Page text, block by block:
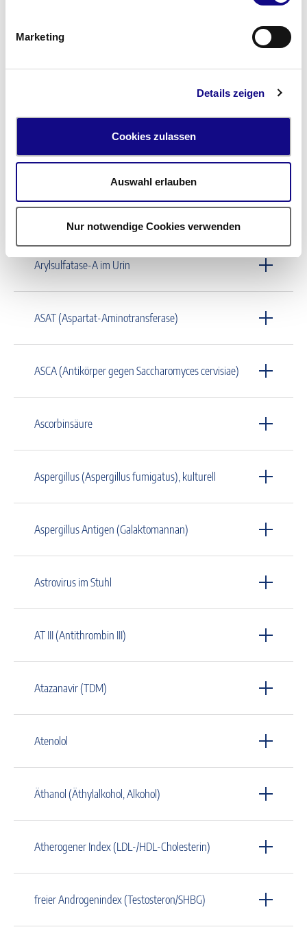
Marketing
Details zeigen
Cookies zulassen
Auswahl erlauben
Nur notwendige Cookies verwenden
Arsen im Urin
Arsen im Vollblut
Arylsulfatase-A im Urin
ASAT (Aspartat-Aminotransferase)
ASCA (Antikörper gegen Saccharomyces cervisiae)
Ascorbinsäure
Aspergillus (Aspergillus fumigatus), kulturell
Aspergillus Antigen (Galaktomannan)
Astrovirus im Stuhl
AT III (Antithrombin III)
Atazanavir (TDM)
Atenolol
Äthanol (Äthylalkohol, Alkohol)
Atherogener Index (LDL-/HDL-Cholesterin)
freier Androgenindex (Testosteron/SHBG)